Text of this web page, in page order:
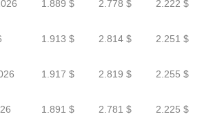
1.889 $ 2.778 $ 2.222 $
1.913 $ 2.814 $ 2.251 $
1.917 $ 2.819 $ 2.255 $
1.891 $ 2.781 $ 2.225 $